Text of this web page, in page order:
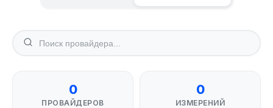
0
ПРОВАЙДЕРОВ
0
ИЗМЕРЕНИЙ